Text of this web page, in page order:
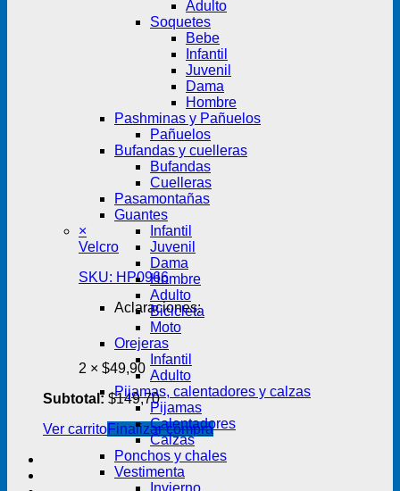
×
Velcro
SKU: HP0966
Aclaraciones:
2 × $49,90
Subtotal: $149,70
Ver carritoFinalizar compra
Adulto
Soquetes
Bebe
Infantil
Juvenil
Dama
Hombre
Pashminas y Pañuelos
Pañuelos
Bufandas y cuelleras
Bufandas
Cuelleras
Pasamontañas
Guantes
Infantil
Juvenil
Dama
Hombre
Adulto
Bicicleta
Moto
Orejeras
Infantil
Adulto
Pijamas, calentadores y calzas
Pijamas
Calentadores
Calzas
Ponchos y chales
Vestimenta
Invierno